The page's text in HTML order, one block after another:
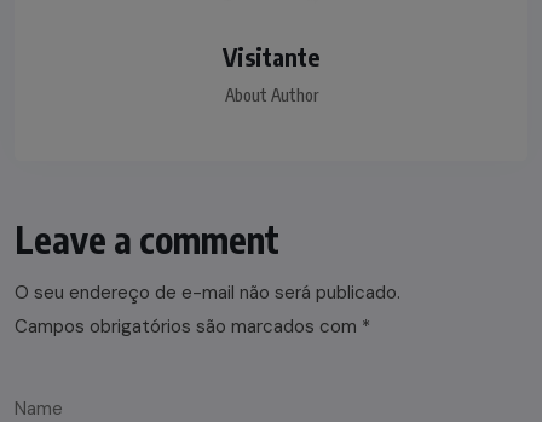
Visitante
About Author
Leave a comment
O seu endereço de e-mail não será publicado.
Campos obrigatórios são marcados com *